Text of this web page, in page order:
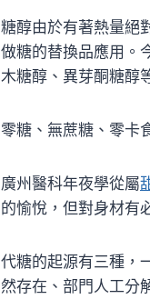
糖醇由於有著熱量絕
做糖的替換品應用。
木糖醇、異芽酮糖醇
零糖、無蔗糖、零卡
廣州醫科年夜學從屬
的愉悅，但對身材有
代糖的起源有三種，
然存在、部門人工分